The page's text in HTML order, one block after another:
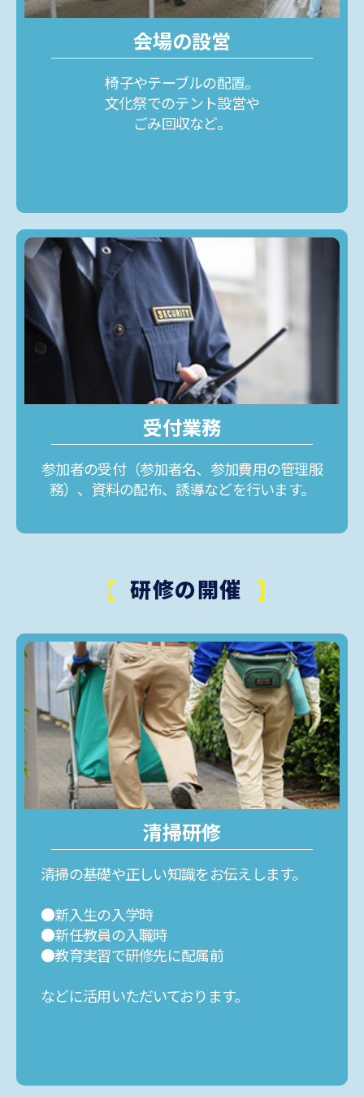
会場の設営​
椅子やテーブルの配置。
文化祭でのテント設営や
ごみ回収など。
受付業務
参加者の受付（参加者名、参加費用の管理服
務）、資料の配布、誘導などを行います。
研修の開催
清掃研修
清掃の基礎や正しい知識をお伝えします。
●新入生の入学時
●新任教員の入職時
●教育実習で研修先に配属前
などに活用いただいております。